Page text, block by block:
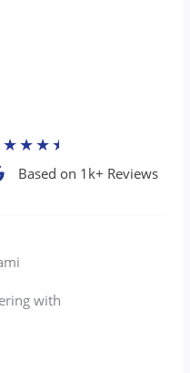
★★★★
Based on 1k+ Reviews​
with